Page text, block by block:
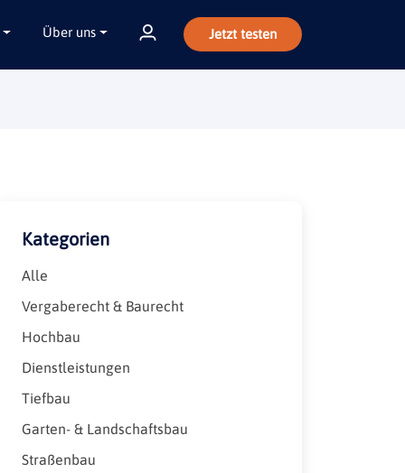
Über uns Jetzt testen
Kategorien
Alle
Vergaberecht & Baurecht
Hochbau
Dienstleistungen
Tiefbau
Garten- & Landschaftsbau
Straßenbau